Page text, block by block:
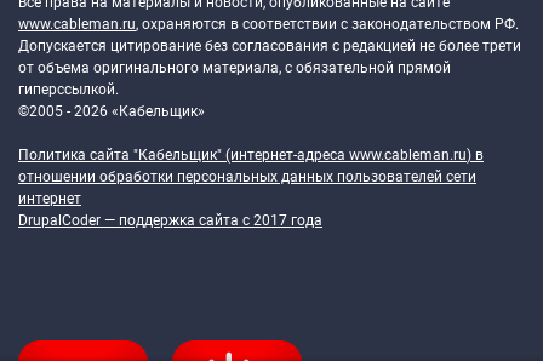
www.cableman.ru, охраняются в соответствии с законодательством РФ.
Допускается цитирование без согласования с редакцией не более трети
от объема оригинального материала, с обязательной прямой
гиперссылкой.
©2005 - 2026 «Кабельщик»
Политика сайта "Кабельщик" (интернет-адреса www.cableman.ru) в
отношении обработки персональных данных пользователей сети
интернет
DrupalCoder — поддержка сайта c 2017 года